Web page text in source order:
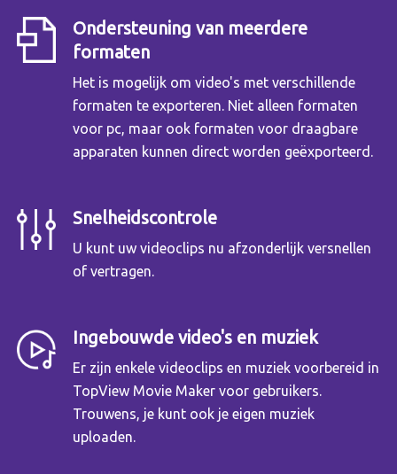
Ondersteuning van meerdere
formaten
Het is mogelijk om video's met verschillende
formaten te exporteren. Niet alleen formaten
voor pc, maar ook formaten voor draagbare
apparaten kunnen direct worden geëxporteerd.
Snelheidscontrole
U kunt uw videoclips nu afzonderlijk versnellen
of vertragen.
Ingebouwde video's en muziek
Er zijn enkele videoclips en muziek voorbereid in
TopView Movie Maker voor gebruikers.
Trouwens, je kunt ook je eigen muziek
uploaden.